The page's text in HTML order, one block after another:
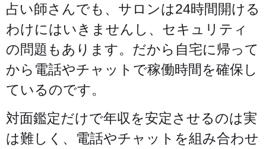
占い師さんでも、サロンは24時間開ける
わけにはいきませんし、セキュリティ
の問題もあります。だから自宅に帰って
から電話やチャットで稼働時間を確保し
ているのです。
対面鑑定だけで年収を安定させるのは実
は難しく、電話やチャットを組み合わせ